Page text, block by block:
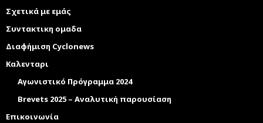
Σχετικά με εμάς
Συντακτικη ομαδα
Διαφήμιση Cyclonews
Καλενταρι
Αγωνιστικό Πρόγραμμα 2024
Brevets 2025 – Αναλυτική παρουσίαση
Επικοινωνία